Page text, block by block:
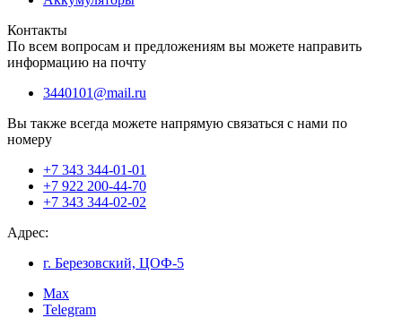
Контакты
По всем вопросам и предложениям вы можете направить
информацию на почту
3440101@mail.ru
Вы также всегда можете напрямую связаться с нами по
номеру
+7 343 344-01-01
+7 922 200-44-70
+7 343 344-02-02
Адрес:
г. Березовский, ЦОФ-5
Max
Telegram